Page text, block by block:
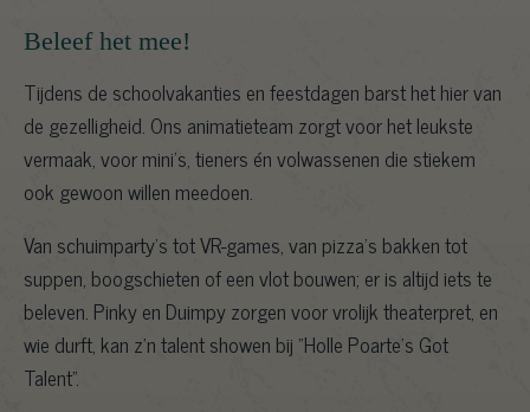
Beleef het mee!
Tijdens de schoolvakanties en feestdagen barst het hier van
de gezelligheid. Ons animatieteam zorgt voor het leukste
vermaak, voor mini’s, tieners én volwassenen die stiekem
ook gewoon willen meedoen.
Van schuimparty’s tot VR-games, van pizza’s bakken tot
suppen, boogschieten of een vlot bouwen; er is altijd iets te
beleven. Pinky en Duimpy zorgen voor vrolijk theaterpret, en
wie durft, kan z’n talent showen bij "Holle Poarte's Got
Talent".